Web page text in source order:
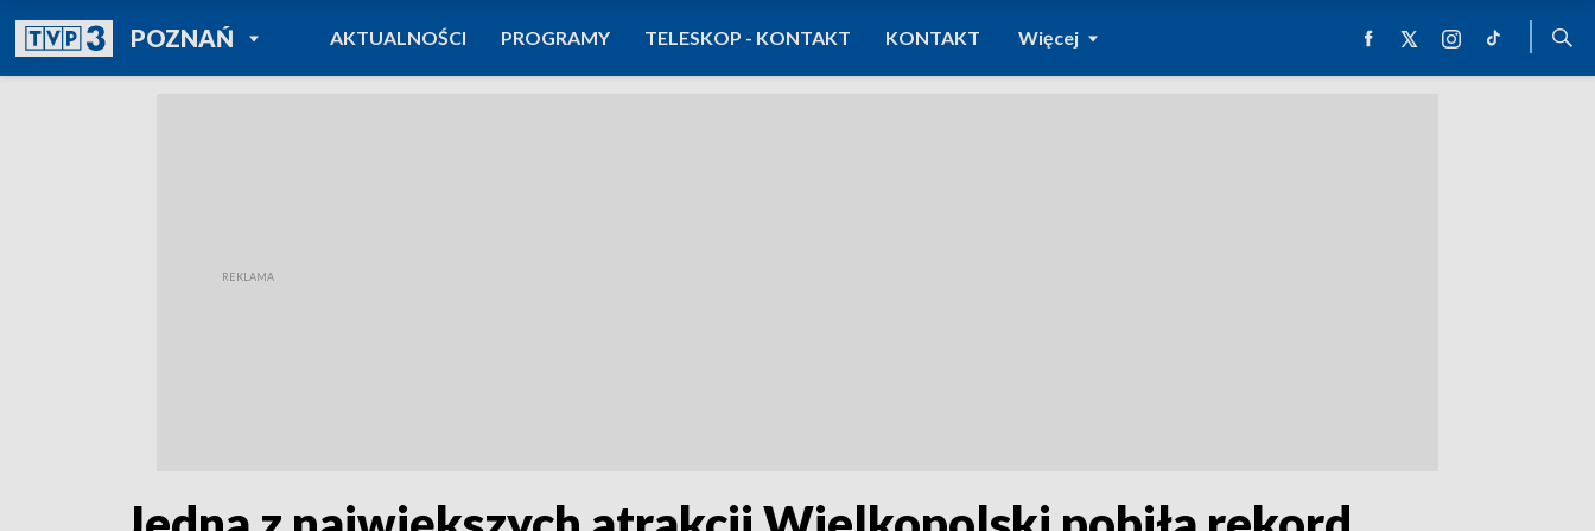
POZNAŃPOWRÓT DO
TVP REGIONY
AKTUALNOŚCI PROGRAMY TELESKOP - KONTAKT KONTAKT Więcej